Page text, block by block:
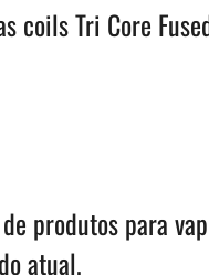
coils Tri Core
produtos para
atual.